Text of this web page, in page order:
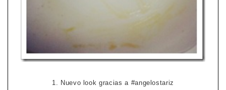
1. Nuevo look gracias a #angelostariz